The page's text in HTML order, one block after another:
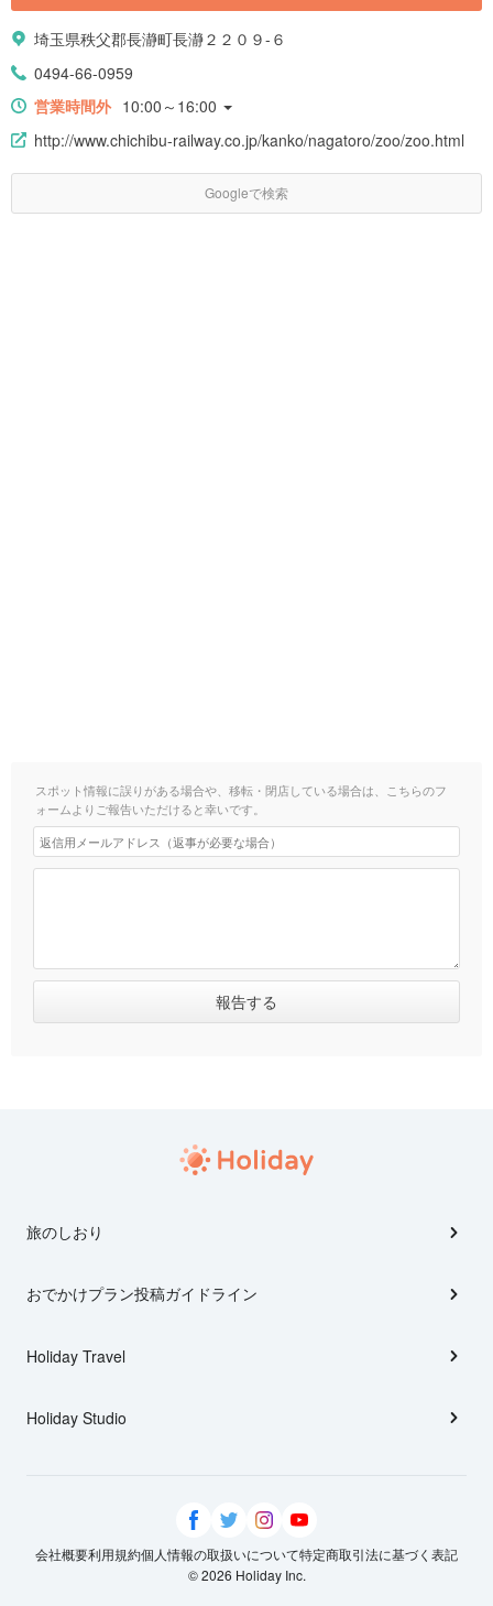
埼玉県秩父郡長瀞町長瀞２２０９-６
0494-66-0959
営業時間外 10:00～16:00
http://www.chichibu-railway.co.jp/kanko/nagatoro/zoo/zoo.html
Googleで検索
スポット情報に誤りがある場合や、移転・閉店している場合は、こちらのフ
ォームよりご報告いただけると幸いです。
旅のしおり
おでかけプラン投稿ガイドライン
Holiday Travel
Holiday Studio
会社概要利用規約個人情報の取扱いについて特定商取引法に基づく表記
© 2026 Holiday Inc.